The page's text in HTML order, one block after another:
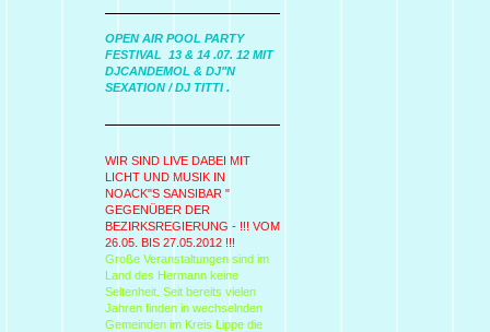
OPEN AIR POOL PARTY
FESTIVAL 13 & 14 .07. 12 MIT
DJCANDEMOL & DJ"N
SEXATION / DJ TITTI .
WIR SIND LIVE DABEI MIT
LICHT UND MUSIK IN
NOACK"S SANSIBAR "
GEGENÜBER DER
BEZIRKSREGIERUNG - !!! VOM
26.05. BIS 27.05.2012 !!!
Große Veranstaltungen sind im
Land des Hermann keine
Seltenheit. Seit bereits vielen
Jahren finden in wechselnden
Gemeinden im Kreis Lippe die